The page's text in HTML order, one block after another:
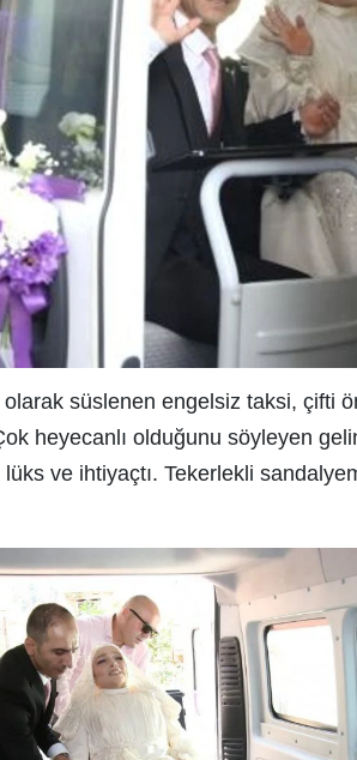
süslenen engelsiz taksi, çifti
heyecanlı olduğunu söyleyen
ve ihtiyaçtı. Tekerlekli